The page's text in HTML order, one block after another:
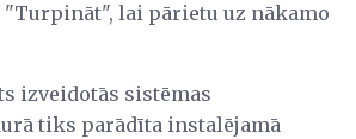
lai pārietu uz nākamo
izveidotās sistēmas
tiks parādīta instalējamā